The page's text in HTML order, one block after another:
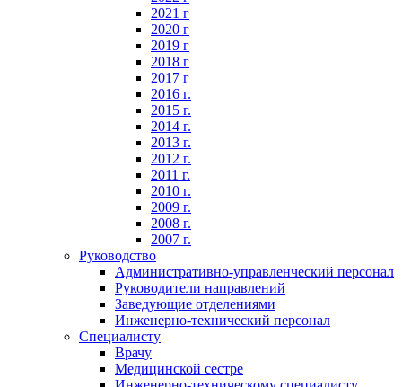
2021 г
2020 г
2019 г
2018 г
2017 г
2016 г.
2015 г.
2014 г.
2013 г.
2012 г.
2011 г.
2010 г.
2009 г.
2008 г.
2007 г.
Руководство
Административно-управленческий персонал
Руководители направлений
Заведующие отделениями
Инженерно-технический персонал
Специалисту
Врачу
Медицинской сестре